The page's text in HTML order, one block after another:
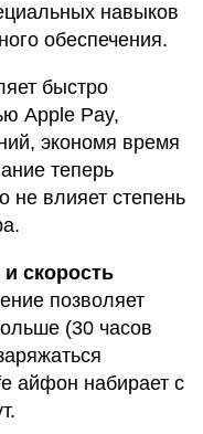
навыков
обеспечения.
быстро
Apple Pay,
экономя время
теперь
не влияет степень
скорость
позволяет
(30 часов
айфон набирает с